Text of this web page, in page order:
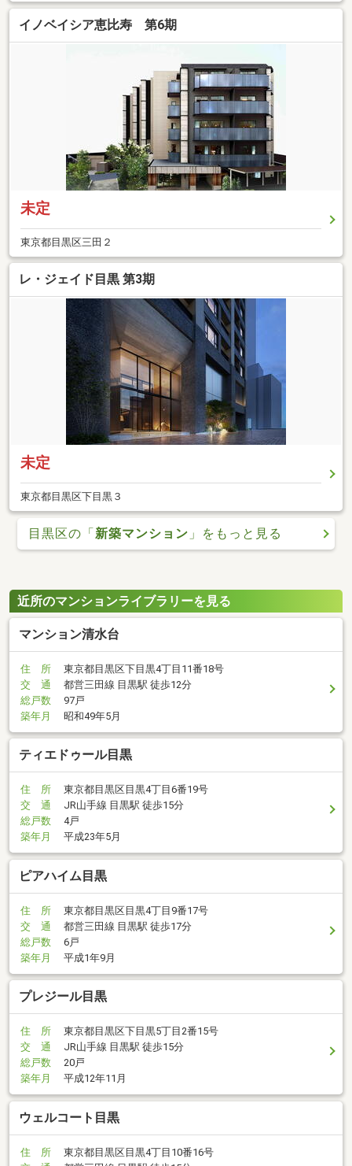
イノベイシア恵比寿 第6期
未定
東京都目黒区三田２
レ・ジェイド目黒 第3期
未定
東京都目黒区下目黒３
目黒区の「新築マンション 」をもっと見る
近所のマンションライブラリーを見る
マンション清水台
住 所
東京都目黒区下目黒4丁目11番18号
交 通
都営三田線 目黒駅 徒歩12分
総戸数
97戸
築年月
昭和49年5月
ティエドゥール目黒
住 所
東京都目黒区目黒4丁目6番19号
交 通
JR山手線 目黒駅 徒歩15分
総戸数
4戸
築年月
平成23年5月
ピアハイム目黒
住 所
東京都目黒区目黒4丁目9番17号
交 通
都営三田線 目黒駅 徒歩17分
総戸数
6戸
築年月
平成1年9月
プレジール目黒
住 所
東京都目黒区下目黒5丁目2番15号
交 通
JR山手線 目黒駅 徒歩15分
総戸数
20戸
築年月
平成12年11月
ウェルコート目黒
住 所
東京都目黒区目黒4丁目10番16号